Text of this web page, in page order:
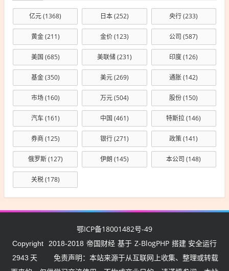
亿元(1368) 日本(252) 央行(233)
黄金(211) 金价(123) 公司 (587)
美国 (685) 美联储(231) 印度(126)
基金(350) 美元(269) 通胀(142)
市场(160) 万元(504) 股份(150)
汽车(161) 中国 (461) 特斯拉(146)
券商(125) 银行(271) 政策(141)
俄罗斯(127) 伊朗 (145) 本公司 (148)
关税(178)
鄂ICP备18001482号-49
Copyright 2018-2018 帝国财经 基于 Z-BlogPHP 搭建 安全运行
2943 天
免责声明：本站来源于从互联网上收集、整理或转载